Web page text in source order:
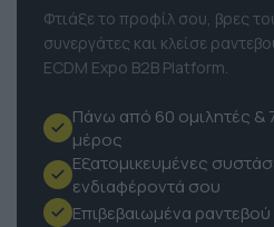
Φτιάξε το προφίλ σου, βρες
συνεργάτες και κλείσε
Πάνω από 60 ομιλητές &
μέρος
Εξατομικευμένες
ενδιαφέροντά σου